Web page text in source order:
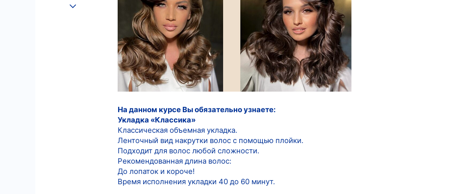
На данном курсе Вы обязательно узнаете:
Укладка «Классика»
Классическая объемная укладка.
Ленточный вид накрутки волос с помощью плойки.
Подходит для волос любой сложности.
Рекомендованная длина волос:
До лопаток и короче!
Время исполнения укладки 40 до 60 минут.